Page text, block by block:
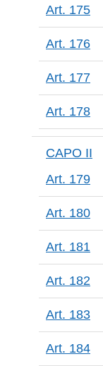
Art. 175
Art. 176
Art. 177
Art. 178
CAPO II
Art. 179
Art. 180
Art. 181
Art. 182
Art. 183
Art. 184